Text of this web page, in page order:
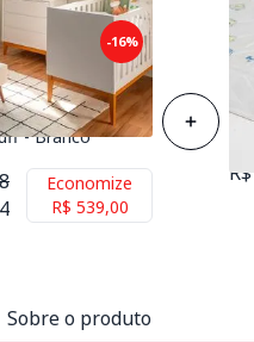
-16%
com Pés
- Berço Mini Cama
Gavetas +
Amamentação
- Branco
Economize
R$ 539,00
Sobre o produto